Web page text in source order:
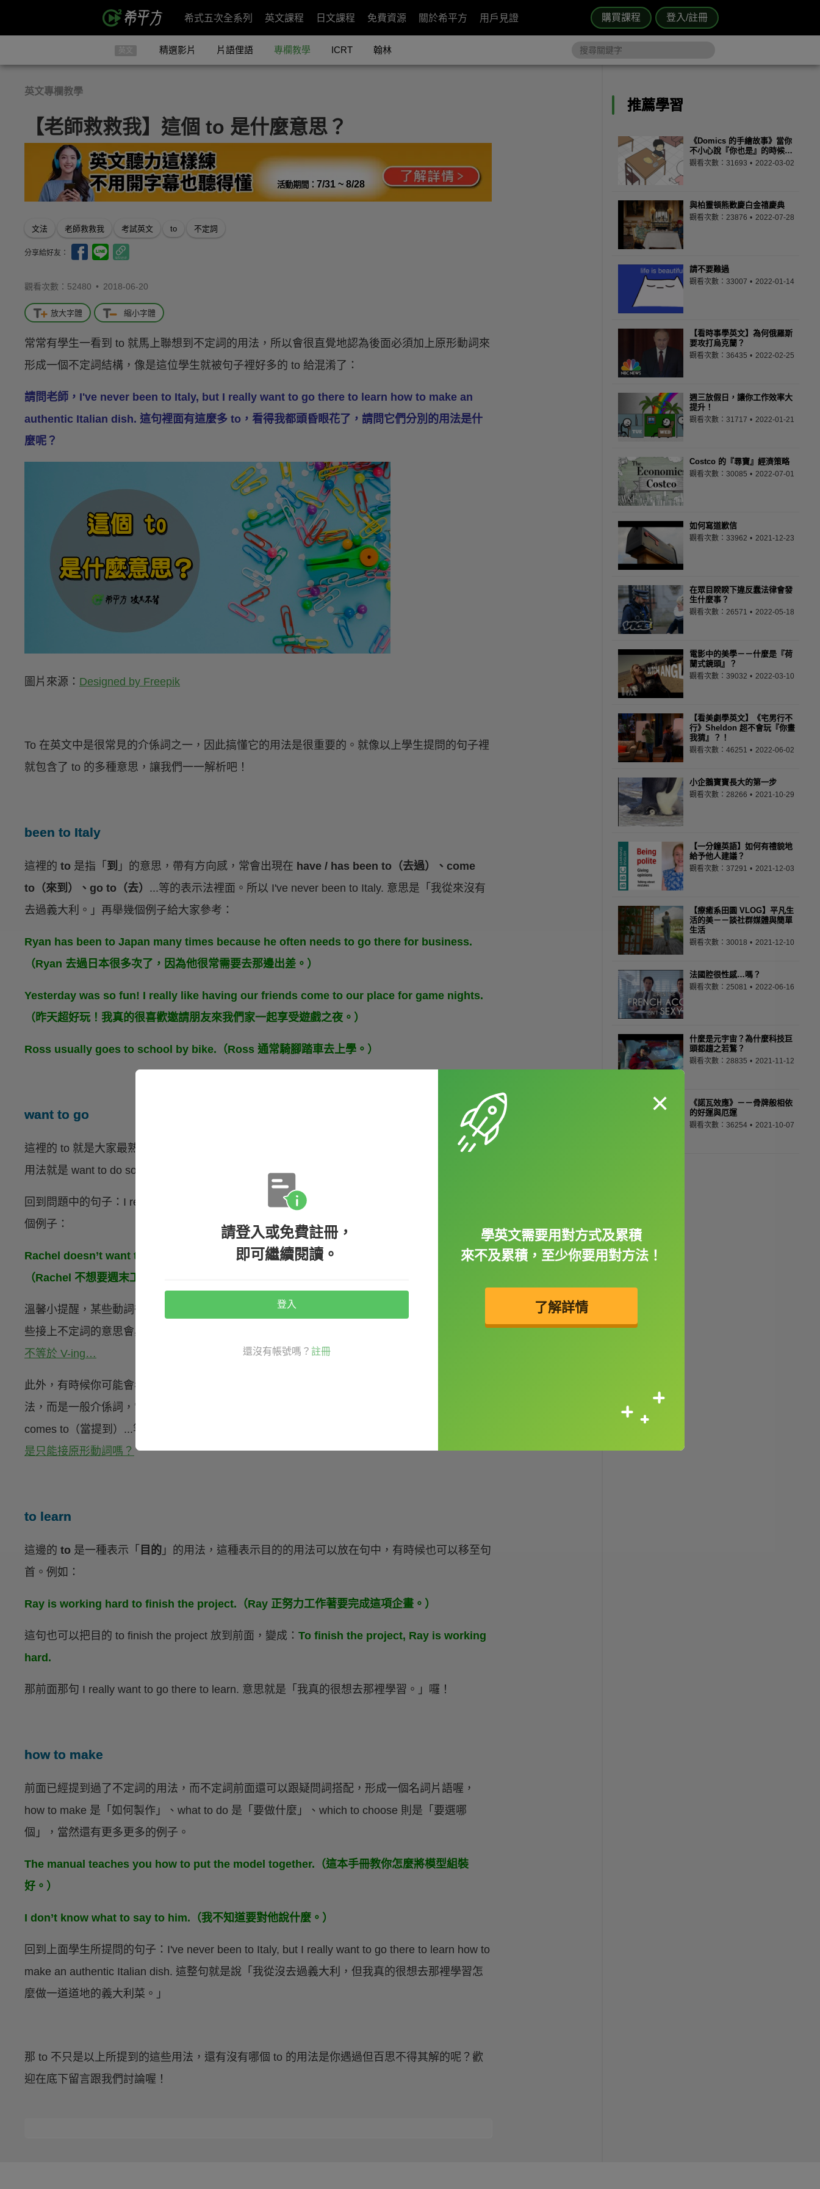
購買課程 登入/註冊
希式五次全系列 英文課程 日文課程 免費資源 關於希平方 用戶見證
英文 精選影片 片語俚語 專欄教學 ICRT 翰林
英文專欄教學
【老師救救我】這個 to 是什麼意思？
活動期間： 7/31 ~ 8/28
文法 老師救救我 考試英文 to 不定詞
分享給好友：
觀看次數：52480 • 2018-06-20
放大字體 縮小字體
常常有學生一看到 to 就馬上聯想到不定詞的用法，所以會很直覺地認為後面必須加上原形動詞來
形成一個不定詞結構，像是這位學生就被句子裡好多的 to 給混淆了：
請問老師，I've never been to Italy, but I really want to go there to learn how to make an
authentic Italian dish. 這句裡面有這麼多 to，看得我都頭昏眼花了，請問它們分別的用法是什
麼呢？
圖片來源： Designed by Freepik
To 在英文中是很常見的介係詞之一，因此搞懂它的用法是很重要的。就像以上學生提問的句子裡
就包含了 to 的多種意思，讓我們一一解析吧！
been to Italy
這裡的 to 是指「 到 」的意思，帶有方向感，常會出現在 have / has been to（去過）、come
to（來到）、go to（去） ...等的表示法裡面。所以 I've never been to Italy. 意思是「我從來沒有
去過義大利。」再舉幾個例子給大家參考：
Ryan has been to Japan many times because he often needs to go there for business.
（Ryan 去過日本很多次了，因為他很常需要去那邊出差。）
Yesterday was so fun! I really like having our friends come to our place for game nights.
（昨天超好玩！我真的很喜歡邀請朋友來我們家一起享受遊戲之夜。）
Ross usually goes to school by bike.（Ross 通常騎腳踏車去上學。）
want to go
這裡的 to 就是大家最熟悉的不定詞用法囉，有許多動詞會搭配不定詞使用，像是這裡的 want，
用法就是 want to do something。所以碰到生字的時候，連同搭配的字一起了解是很重要的喔。
回到問題中的句子：I really want to go there. 意思就是「我真的很想去那裡。」我們一樣再舉幾
個例子：
Rachel doesn’t want to work on weekends. She’d like to spend some time with her family.
（Rachel 不想要週末工作。她想要花點時間在她的家庭上。）
溫馨小提醒，某些動詞後面可以接不定詞（to V）或是動名詞（V-ing），意思不會改變，不過有
些接上不定詞的意思會與接上動名詞的意思有所差距喔，可以參考：
不等於 V-ing…
此外，有時候你可能會看到 to 後面居然是接上 V-ing？！先別緊張，這個 to 並不是不定詞的用
法，而是一般介係詞，常會與特定的字搭配成片語，例如：look forward to（期待）、when it
comes to（當提到）...等，大家也可以點進這篇專欄看更詳盡的介紹：
是只能接原形動詞嗎？
to learn
這邊的 to 是一種表示「 目的 」的用法，這種表示目的的用法可以放在句中，有時候也可以移至句
首。例如：
Ray is working hard to finish the project.（Ray 正努力工作著要完成這項企畫。）
這句也可以把目的 to finish the project 放到前面，變成： To finish the project, Ray is working
hard.
那前面那句 I really want to go there to learn. 意思就是「我真的很想去那裡學習。」囉！
how to make
前面已經提到過了不定詞的用法，而不定詞前面還可以跟疑問詞搭配，形成一個名詞片語喔，
how to make 是「如何製作」、what to do 是「要做什麼」、which to choose 則是「要選哪
個」，當然還有更多更多的例子。
The manual teaches you how to put the model together.（這本手冊教你怎麼將模型組裝
好。）
I don’t know what to say to him.（我不知道要對他說什麼。）
回到上面學生所提問的句子：I've never been to Italy, but I really want to go there to learn how to
make an authentic Italian dish. 這整句就是說「我從沒去過義大利，但我真的很想去那裡學習怎
麼做一道道地的義大利菜。」
那 to 不只是以上所提到的這些用法，還有沒有哪個 to 的用法是你遇過但百思不得其解的呢？歡
迎在底下留言跟我們討論喔！
推薦學習
《Domics 的手繪故事》當你
不小心說『你也是』的時候…
觀看次數：31693 2022-03-02
與柏靈頓熊歡慶白金禧慶典
觀看次數：23876 2022-07-28
請不要難過
觀看次數：33007 2022-01-14
【看時事學英文】為何俄羅斯
要攻打烏克蘭？
觀看次數：36435 2022-02-25
週三放假日，讓你工作效率大
提升！
觀看次數：31717 2022-01-21
Costco 的『尋寶』經濟策略
觀看次數：30085 2022-07-01
如何寫道歉信
觀看次數：33962 2021-12-23
在眾目睽睽下違反蠢法律會發
生什麼事？
觀看次數：26571 2022-05-18
電影中的美學－－什麼是『荷
蘭式鏡頭』？
觀看次數：39032 2022-03-10
【看美劇學英文】《宅男行不
行》Sheldon 超不會玩『你畫
我猜』？！
觀看次數：46251 2022-06-02
小企鵝寶寶長大的第一步
觀看次數：28266 2021-10-29
【一分鐘英語】如何有禮貌地
給予他人建議？
觀看次數：37291 2021-12-03
【療癒系田園 VLOG】平凡生
活的美－－談社群媒體與簡單
生活
觀看次數：30018 2021-12-10
法國腔很性感…嗎？
觀看次數：25081 2022-06-16
什麼是元宇宙？為什麼科技巨
頭都趨之若鶩？
觀看次數：28835 2021-11-12
《諾瓦效應》－－骨牌般相依
的好運與厄運
觀看次數：36254 2021-10-07
×
請登入或免費註冊，
即可繼續閱讀。
登入
還沒有帳號嗎？ 註冊
學英文需要用對方式及累積
來不及累積，至少你要用對方法！
了解詳情